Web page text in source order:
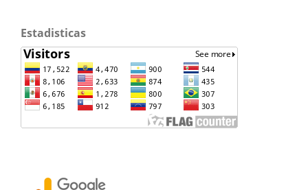
Estadisticas